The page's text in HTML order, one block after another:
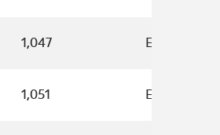
1,047 E5946
1,051 E7646